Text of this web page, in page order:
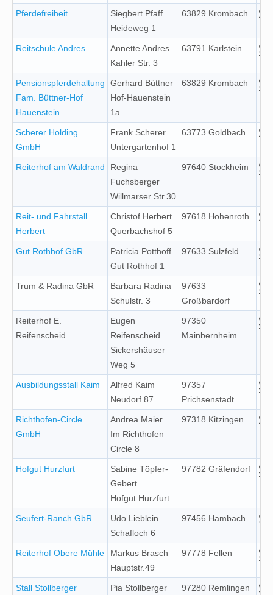
Pferdefreiheit
Siegbert Pfaff
Heideweg 1
63829 Krombach
Reitschule Andres
Annette Andres
Kahler Str. 3
63791 Karlstein
Pensionspferdehaltung
Fam. Büttner-Hof
Hauenstein
Gerhard Büttner
Hof-Hauenstein
1a
63829 Krombach
Scherer Holding
GmbH
Frank Scherer
Untergartenhof 1
63773 Goldbach
Reiterhof am Waldrand
Regina
Fuchsberger
Willmarser Str.30
97640 Stockheim
Reit- und Fahrstall
Herbert
Christof Herbert
Querbachshof 5
97618 Hohenroth
Gut Rothhof GbR
Patricia Potthoff
Gut Rothhof 1
97633 Sulzfeld
Trum & Radina GbR
Barbara Radina
Schulstr. 3
97633
Großbardorf
Reiterhof E.
Reifenscheid
Eugen
Reifenscheid
Sickershäuser
Weg 5
97350
Mainbernheim
Ausbildungsstall Kaim
Alfred Kaim
Neudorf 87
97357
Prichsenstadt
Richthofen-Circle
GmbH
Andrea Maier
Im Richthofen
Circle 8
97318 Kitzingen
Hofgut Hurzfurt
Sabine Töpfer-
Gebert
Hofgut Hurzfurt
97782 Gräfendorf
Seufert-Ranch GbR
Udo Lieblein
Schafloch 6
97456 Hambach
Reiterhof Obere Mühle
Markus Brasch
Hauptstr.49
97778 Fellen
Stall Stollberger
Pia Stollberger
97280 Remlingen